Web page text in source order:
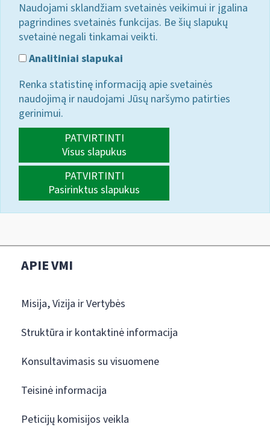
Naudojami sklandžiam svetainės veikimui ir įgalina
pagrindines svetainės funkcijas. Be šių slapukų
svetainė negali tinkamai veikti.
Analitiniai slapukai
Renka statistinę informaciją apie svetainės
naudojimą ir naudojami Jūsų naršymo patirties
gerinimui.
PATVIRTINTI
Visus slapukus
PATVIRTINTI
Pasirinktus slapukus
APIE VMI
Misija, Vizija ir Vertybės
Struktūra ir kontaktinė informacija
Konsultavimasis su visuomene
Teisinė informacija
Peticijų komisijos veikla